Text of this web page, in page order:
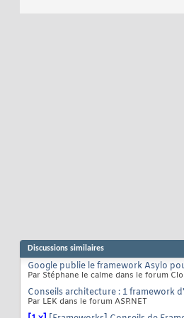
Discussions similaires
Google publie le framework Asylo
Par Stéphane le calme dans le forum
Conseils architecture : 1 framework
Par LEK dans le forum ASP.NET